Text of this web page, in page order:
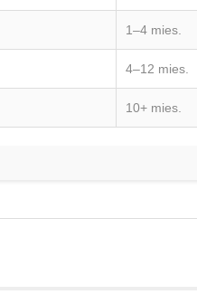
1–4 mies.
4–12 mies.
10+ mies.